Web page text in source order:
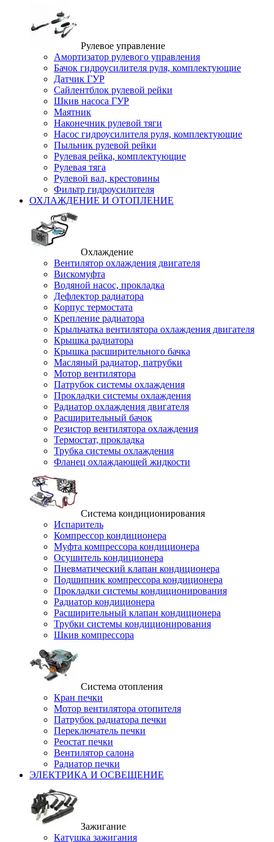
Рулевое управление
Амортизатор рулевого управления
Бачок гидроусилителя руля, комплектующие
Датчик ГУР
Сайлентблок рулевой рейки
Шкив насоса ГУР
Маятник
Наконечник рулевой тяги
Насос гидроусилителя руля, комплектующие
Пыльник рулевой рейки
Рулевая рейка, комплектующие
Рулевая тяга
Рулевой вал, крестовины
Фильтр гидроусилителя
ОХЛАЖДЕНИЕ И ОТОПЛЕНИЕ
Охлаждение
Вентилятор охлаждения двигателя
Вискомуфта
Водяной насос, прокладка
Дефлектор радиатора
Корпус термостата
Крепление радиатора
Крыльчатка вентилятора охлаждения двигателя
Крышка радиатора
Крышка расширительного бачка
Масляный радиатор, патрубки
Мотор вентилятора
Патрубок системы охлаждения
Прокладки системы охлаждения
Радиатор охлаждения двигателя
Расширительный бачок
Резистор вентилятора охлаждения
Термостат, прокладка
Трубка системы охлаждения
Фланец охлаждающей жидкости
Система кондиционирования
Испаритель
Компрессор кондиционера
Муфта компрессора кондиционера
Осушитель кондиционера
Пневматический клапан кондиционера
Подшипник компрессора кондиционера
Прокладки системы кондиционирования
Радиатор кондиционера
Расширительный клапан кондиционера
Трубки системы кондиционирования
Шкив компрессора
Система отопления
Кран печки
Мотор вентилятора отопителя
Патрубок радиатора печки
Переключатель печки
Реостат печки
Вентилятор салона
Радиатор печки
ЭЛЕКТРИКА И ОСВЕЩЕНИЕ
Зажигание
Катушка зажигания